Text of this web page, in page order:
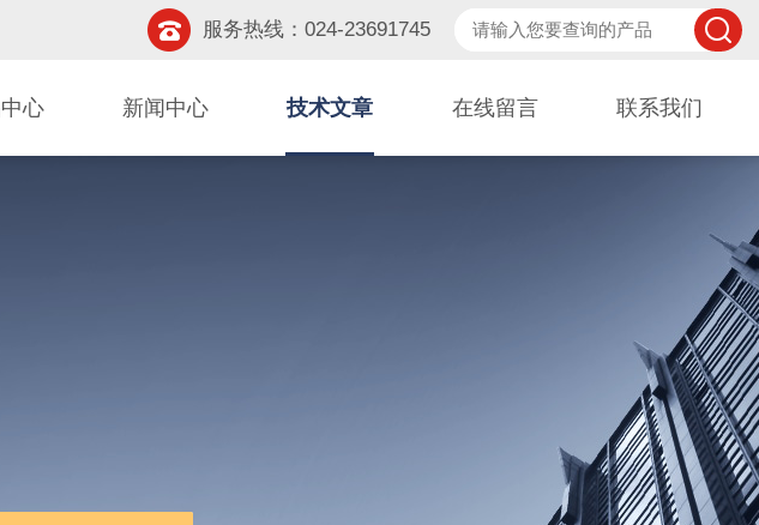
服务热线：024-23691745
心 新闻中心 技术文章 在线留言 联系我们